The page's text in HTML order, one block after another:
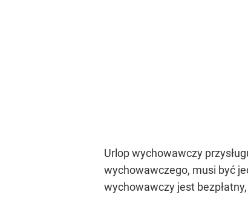
Urlop wychowawczy
wychowawczego, musi być
wychowawczy jest